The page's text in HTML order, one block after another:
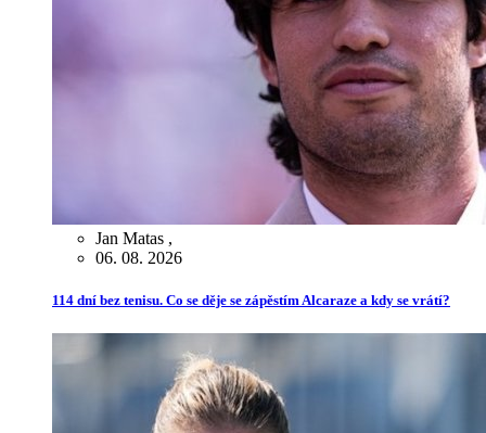
Jan Matas ,
06. 08. 2026
114 dní bez tenisu. Co se děje se zápěstím Alcaraze a kdy se vrátí?